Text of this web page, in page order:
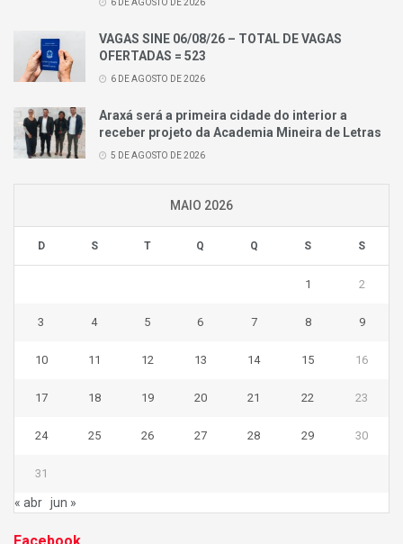
6 DE AGOSTO DE 2026
VAGAS SINE 06/08/26 – TOTAL DE VAGAS
OFERTADAS = 523
6 DE AGOSTO DE 2026
Araxá será a primeira cidade do interior a
receber projeto da Academia Mineira de Letras
5 DE AGOSTO DE 2026
MAIO 2026
D S T Q Q S S
1 2
3 4 5 6 7 8 9
10 11 12 13 14 15 16
17 18 19 20 21 22 23
24 25 26 27 28 29 30
31
« abr jun »